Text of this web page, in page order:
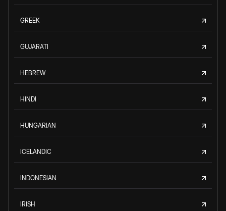
GREEK
GUJARATI
HEBREW
HINDI
HUNGARIAN
ICELANDIC
INDONESIAN
IRISH